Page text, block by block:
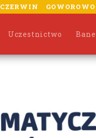
CZERWIN GOWOROWO
Uczestnictwo